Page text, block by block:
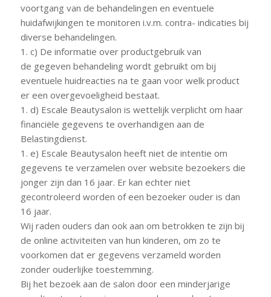
voortgang van de behandelingen en eventuele
huidafwijkingen te monitoren i.v.m. contra- indicaties bij
diverse behandelingen.
1. c) De informatie over productgebruik van
de gegeven behandeling wordt gebruikt om bij
eventuele huidreacties na te gaan voor welk product
er een overgevoeligheid bestaat.
1. d) Escale Beautysalon is wettelijk verplicht om haar
financiële gegevens te overhandigen aan de
Belastingdienst.
1. e) Escale Beautysalon heeft niet de intentie om
gegevens te verzamelen over website bezoekers die
jonger zijn dan 16 jaar. Er kan echter niet
gecontroleerd worden of een bezoeker ouder is dan
16 jaar.
Wij raden ouders dan ook aan om betrokken te zijn bij
de online activiteiten van hun kinderen, om zo te
voorkomen dat er gegevens verzameld worden
zonder ouderlijke toestemming.
Bij het bezoek aan de salon door een minderjarige